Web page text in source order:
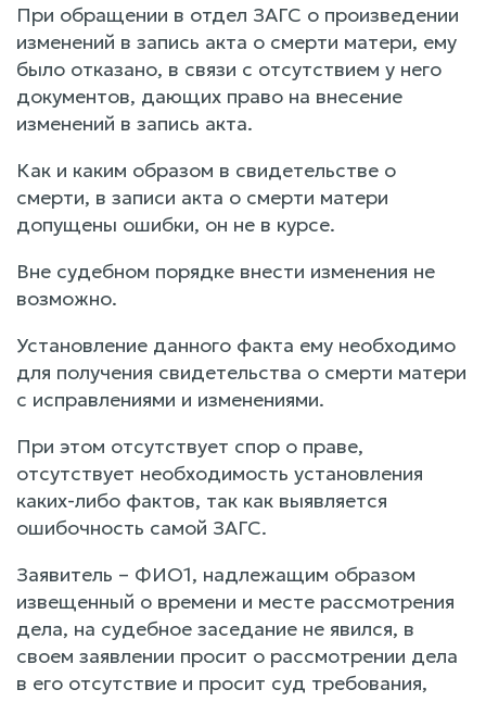
При обращении в отдел ЗАГС о произведении
изменений в запись акта о смерти матери, ему
было отказано, в связи с отсутствием у него
документов, дающих право на внесение
изменений в запись акта.
Как и каким образом в свидетельстве о
смерти, в записи акта о смерти матери
допущены ошибки, он не в курсе.
Вне судебном порядке внести изменения не
возможно.
Установление данного факта ему необходимо
для получения свидетельства о смерти матери
с исправлениями и изменениями.
При этом отсутствует спор о праве,
отсутствует необходимость установления
каких-либо фактов, так как выявляется
ошибочность самой ЗАГС.
Заявитель – ФИО1, надлежащим образом
извещенный о времени и месте рассмотрения
дела, на судебное заседание не явился, в
своем заявлении просит о рассмотрении дела
в его отсутствие и просит суд требования,